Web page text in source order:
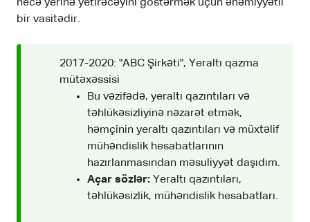
necə yerinə yetirəcəyini göstərmək üçün əhəmiyyətli
bir vasitədir.
2017-2020: "ABC Şirkəti", Yeraltı qazma
mütəxəssisi
Bu vəzifədə, yeraltı qazıntıları və
təhlükəsizliyinə nəzarət etmək,
həmçinin yeraltı qazıntıları və müxtəlif
mühəndislik hesabatlarının
hazırlanmasından məsuliyyət daşıdım.
Açar sözlər: Yeraltı qazıntıları,
təhlükəsizlik, mühəndislik hesabatları.